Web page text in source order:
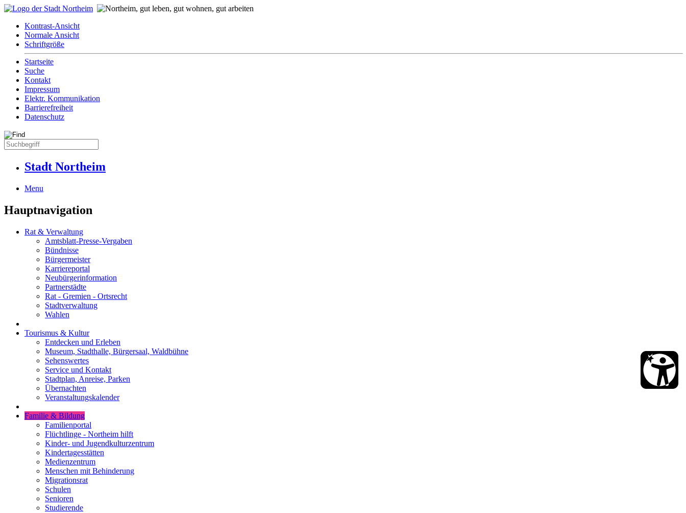
Kontrast-Ansicht
Normale Ansicht
Schriftgröße
Startseite
Suche
Kontakt
Impressum
Elektr. Kommunikation
Barrierefreiheit
Datenschutz
Stadt Northeim
Menu
Hauptnavigation
Rat & Verwaltung
Amtsblatt-Presse-Vergaben
Bündnisse
Bürgermeister
Karriereportal
Neubürgerinformation
Partnerstädte
Rat - Gremien - Ortsrecht
Stadtverwaltung
Wahlen
Tourismus & Kultur
Entdecken und Erleben
Museum, Stadthalle, Bürgersaal, Waldbühne
Sehenswertes
Service und Kontakt
Stadtplan, Anreise, Parken
Übernachten
Veranstaltungskalender
Familie & Bildung
Familienportal
Flüchtlinge - Northeim hilft
Kinder- und Jugendkulturzentrum
Kindertagesstätten
Medienzentrum
Menschen mit Behinderung
Migrationsrat
Schulen
Senioren
Studierende